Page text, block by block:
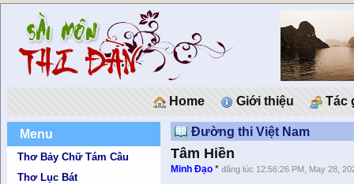
Home Giới thiệu Tác
Menu
Thơ Bảy Chữ Tám Câu
Thơ Lục Bát
Đường thi Việt Nam
Tâm Hiền
Minh Đạo *đăng lúc 12:56:26 PM, May 28,